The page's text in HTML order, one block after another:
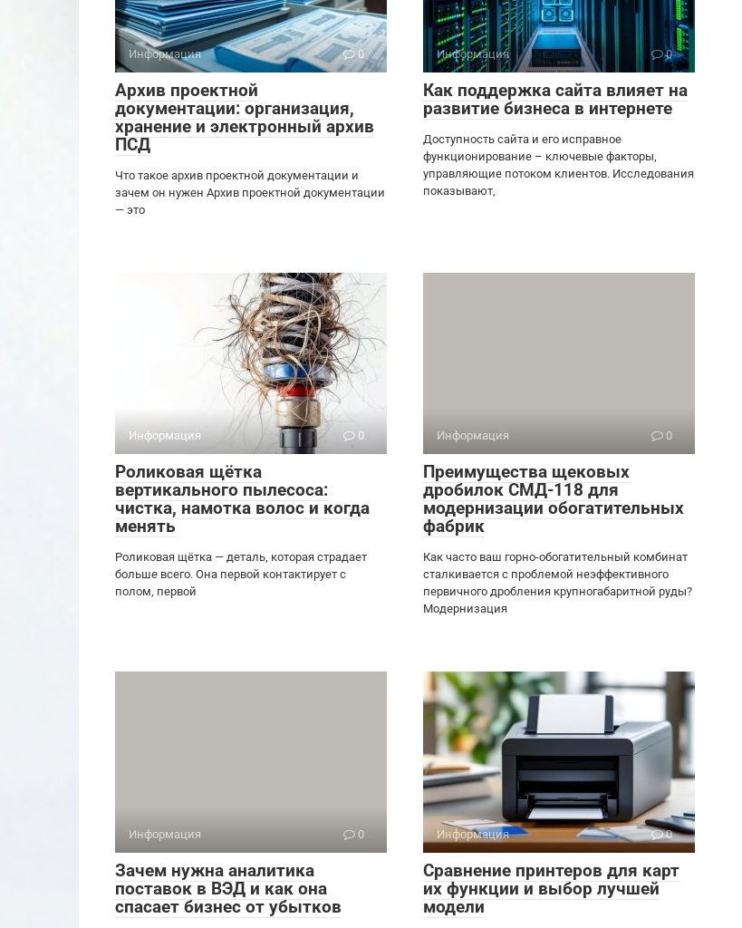
Информация 0
Архив проектной
документации: организация,
хранение и электронный архив
ПСД
Что такое архив проектной документации и
зачем он нужен Архив проектной документации
— это
Информация 0
Как поддержка сайта влияет на
развитие бизнеса в интернете
Доступность сайта и его исправное
функционирование – ключевые факторы,
управляющие потоком клиентов. Исследования
показывают,
Информация 0
Роликовая щётка
вертикального пылесоса:
чистка, намотка волос и когда
менять
Роликовая щётка — деталь, которая страдает
больше всего. Она первой контактирует с
полом, первой
Информация 0
Преимущества щековых
дробилок СМД-118 для
модернизации обогатительных
фабрик
Как часто ваш горно-обогатительный комбинат
сталкивается с проблемой неэффективного
первичного дробления крупногабаритной руды?
Модернизация
Информация 0
Зачем нужна аналитика
поставок в ВЭД и как она
спасает бизнес от убытков
Информация 0
Сравнение принтеров для карт
их функции и выбор лучшей
модели